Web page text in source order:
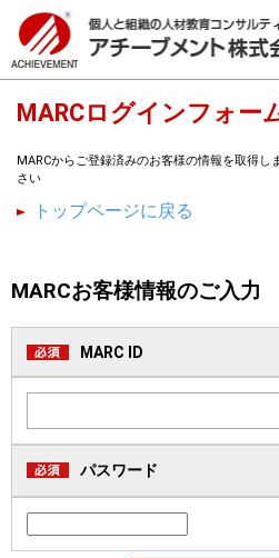
MARCログインフォー
MARCからご登録済みのお客様の情報を取得し
さい
トップページに戻る
MARCお客様情報のご入力
MARC ID
パスワード